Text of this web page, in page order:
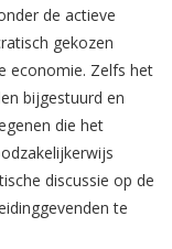
de actieve
gekozen
economie. Zelfs het
bijgestuurd en
die het
discussie op de
te